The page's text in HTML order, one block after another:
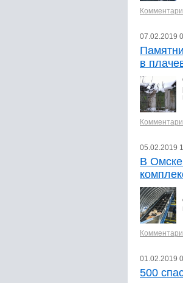
07.02.2019
в
05.02.2019
В
01.02.2019
500